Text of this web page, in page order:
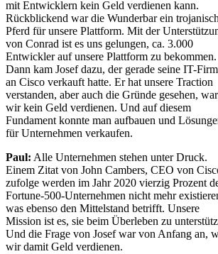
mit Entwicklern kein Geld verdienen kann.
Rückblickend war die Wunderbar ein
Pferd für unsere Plattform. Mit der
von Conrad ist es uns gelungen, ca. 3.000
Entwickler auf unsere Plattform zu bekommen.
Dann kam Josef dazu, der gerade seine IT-
an Cisco verkauft hatte. Er hat unsere Traction
verstanden, aber auch die Gründe gesehen,
wir kein Geld verdienen. Und auf diesem
Fundament konnte man aufbauen und
für Unternehmen verkaufen.
Paul: Alle Unternehmen stehen unter Druck.
Einem Zitat von John Cambers, CEO von
zufolge werden im Jahr 2020 vierzig Prozent
Fortune-500-Unternehmen nicht mehr
was ebenso den Mittelstand betrifft. Unsere
Mission ist es, sie beim Überleben zu
Und die Frage von Josef war von Anfang an,
wir damit Geld verdienen.